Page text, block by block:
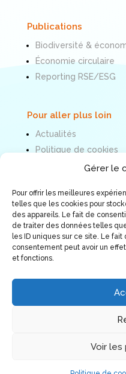
Gérer le
Pour offrir les meilleures
telles que les cookies pour
des appareils. Le fait de
de traiter des données telles
les ID uniques sur ce site. Le
consentement peut avoir un
et fonctions.
Voir les
Publications
Biodiversité &
Économie circulaire
Reporting RSE/ESG
Pour aller plus loin
Actualités
Politique de cookies
Mentions légales
Nous suivre
© Association ORÉE